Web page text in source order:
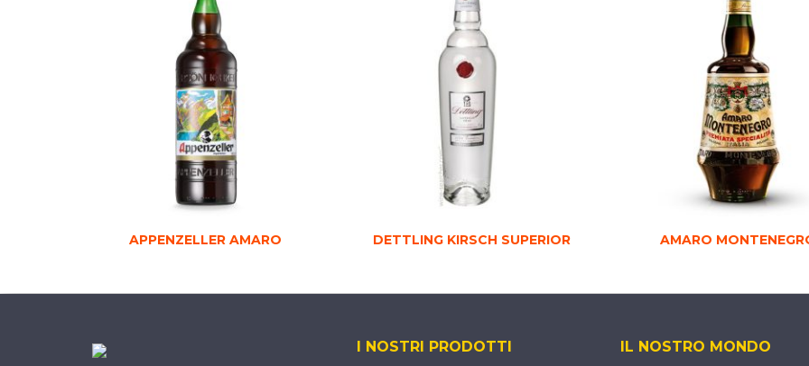
APPENZELLER AMARO DETTLING KIRSCH SUPERIOR AMARO
I NOSTRI PRODOTTI IL NOSTRO MONDO